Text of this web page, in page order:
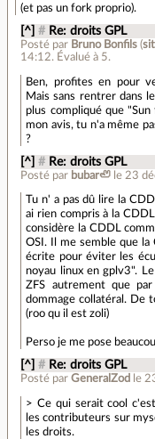
(et pas un fork proprio).
[^] # Re: droits GPL
Posté par Bruno Bonfils (
14:12. Évalué à 5.
Ben, profites en pour
Mais sans rentrer dans
plus compliqué que
mon avis, tu n'a même
?
[^] # Re: droits GPL
Posté par bubar🦥 le 23
Tu n' a pas dû lire la
ai rien compris à la
considère la CDDL
OSI. Il me semble que
écrite pour éviter les
noyau linux en gplv3".
ZFS autrement que
dommage collatéral. De
(roo qu il est zoli)
Perso je me pose
[^] # Re: droits GPL
Posté parGeneralZod le
> Ce qui serait cool
les contributeurs sur
les droits.